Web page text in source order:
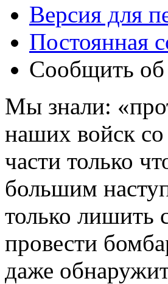
Версия для
Постоянная
Сообщить
Мы знали:
наших войск
части только
большим
только лишить
провести
даже